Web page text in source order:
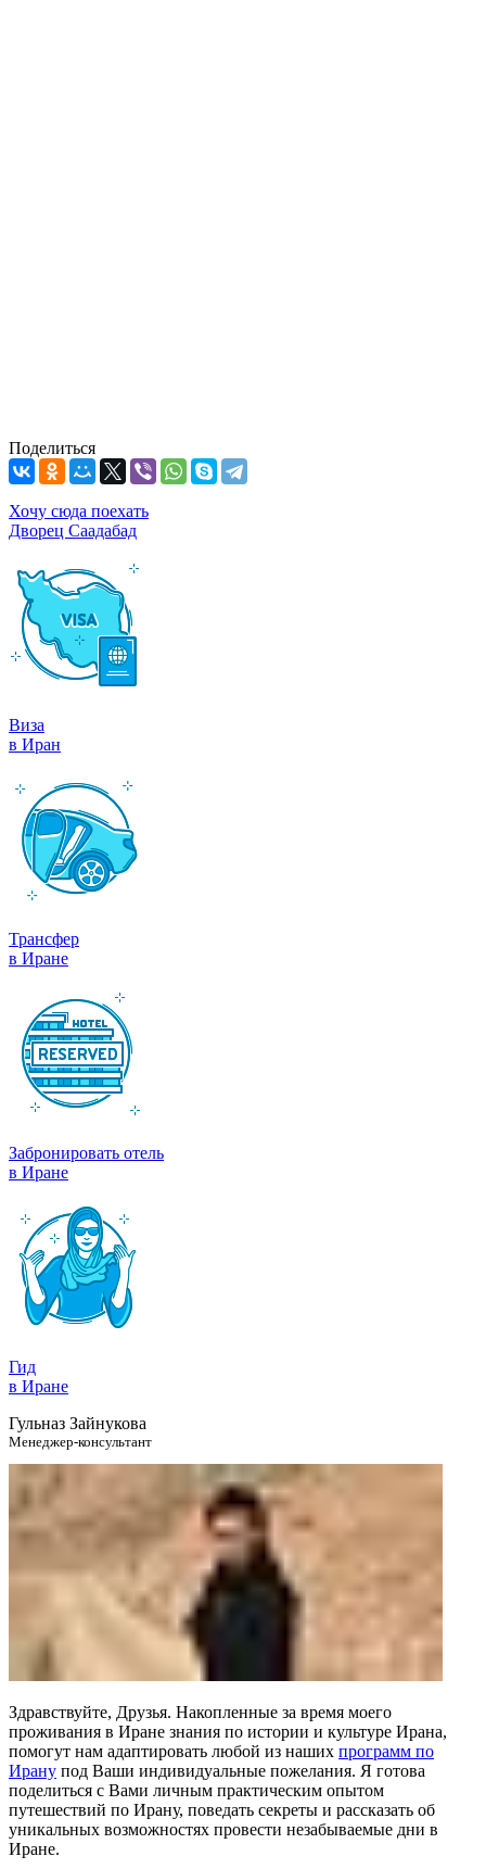
Поделиться
Хочу сюда поехать
Дворец Саадабад
Виза
в Иран
Трансфер
в Иране
Забронировать отель
в Иране
Гид
в Иране
Гульназ Зайнукова
Менеджер-консультант
Здравствуйте, Друзья. Накопленные за время моего
проживания в Иране знания по истории и культуре Ирана,
помогут нам адаптировать любой из наших программ по
Ирану под Ваши индивидуальные пожелания. Я готова
поделиться с Вами личным практическим опытом
путешествий по Ирану, поведать секреты и рассказать об
уникальных возможностях провести незабываемые дни в
Иране.